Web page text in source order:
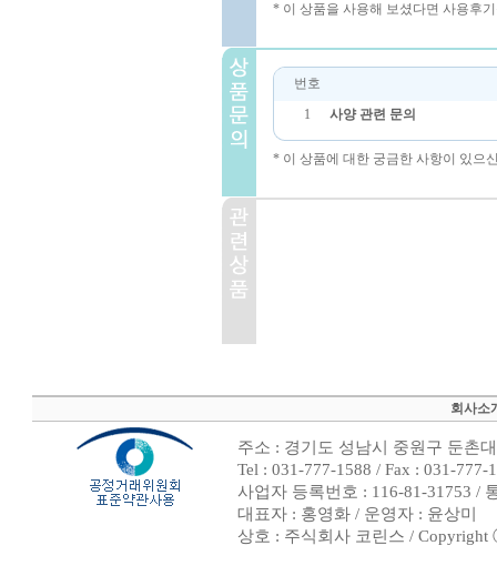
* 이 상품을 사용해 보셨다면 사용후
번호
1
사양 관련 문의
* 이 상품에 대한 궁금한 사항이 있으
회사소
주소 : 경기도 성남시 중원구 둔촌
Tel : 031-777-1588 / Fax : 031-
사업자 등록번호 : 116-81-31753 /
대표자 : 홍영화 / 운영자 : 윤상미
상호 : 주식회사 코린스 / Copyright